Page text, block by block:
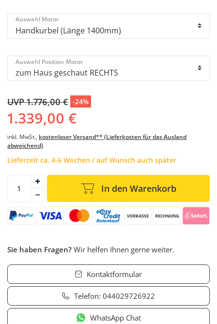
Auswahl Motor
Auswahl Position Motor
UVP 1.776,00 € -24%
1.339,00 €
inkl. MwSt., kostenloser Versand** (Lieferkosten für das Ausland
abweichend)
Lieferzeit ca. 4-6 Wochen / auf Wunsch auch später
In den Warenkorb
Sie haben Fragen? Wir helfen Ihnen gerne weiter.
Kontaktformular
Telefon: 044029726922
WhatsApp Chat